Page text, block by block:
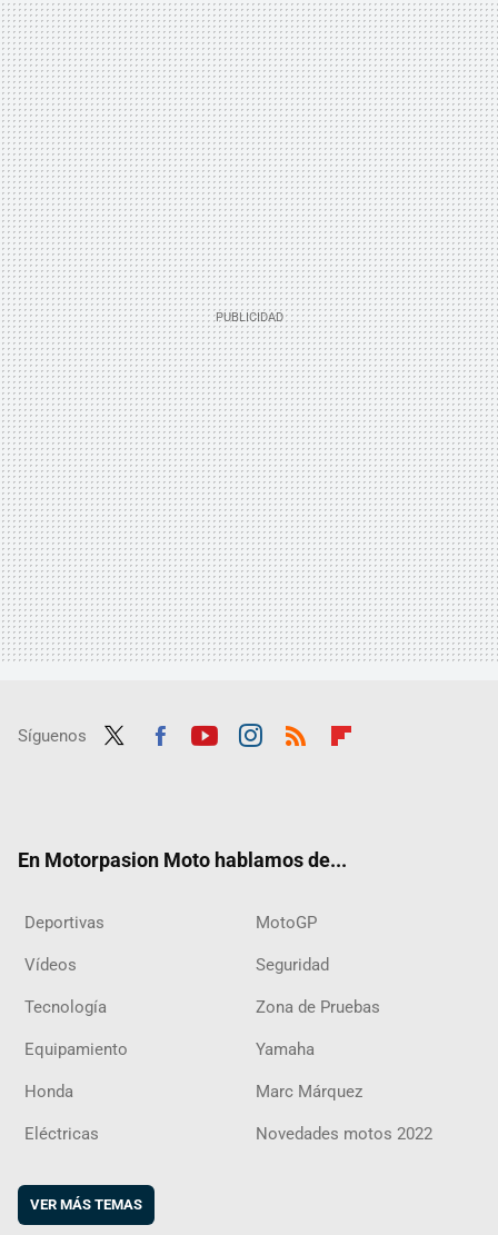
Síguenos
En Motorpasion Moto hablamos de...
Deportivas MotoGP
Vídeos Seguridad
Tecnología Zona de Pruebas
Equipamiento Yamaha
Honda Marc Márquez
Eléctricas Novedades motos 2022
VER MÁS TEMAS